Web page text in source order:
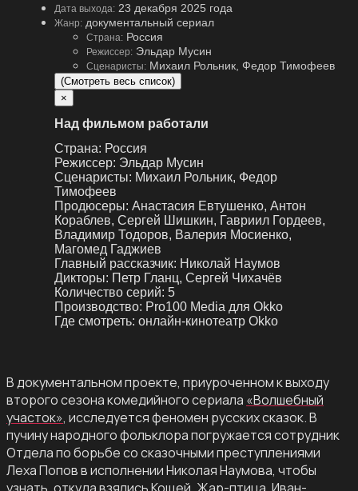
Дата выхода: 23 декабря 2025 года
Жанр: документальный сериал
Страна: Россия
Режиссер: Эльдар Мусин
Сценаристы: Михаил Рольник, Федор Тимофеев
(Смотреть весь список)
×
Над фильмом работали
Страна: Россия
Режиссер: Эльдар Мусин
Сценаристы: Михаил Рольник, Федор
Тимофеев
Продюсеры: Анастасия Евтушенко, Антон
Кораблев, Сергей Шишкин, Гавриил Гордеев,
Владимир Тодоров, Валерия Мосиенко,
Магомед Гаджиев
Главный рассказчик: Николай Наумов
Дикторы: Петр Гланц, Сергей Чихачёв
Количество серий: 5
Производство: Pro100 Media для Okko
Где смотреть: онлайн-кинотеатр Okko
В документальном проекте, приуроченном к выходу
второго сезона комедийного сериала «Волшебный
участок», исследуется феномен русских сказок. В
пучину народного фольклора погружается сотрудник
Отдела по борьбе со сказочными преступлениями
Леха Попов в исполнении Николая Наумова, чтобы